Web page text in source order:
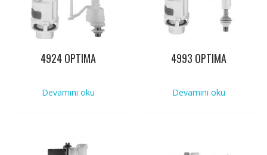
4924 OPTIMA
Devamını oku
4993 OPTIMA
Devamını oku